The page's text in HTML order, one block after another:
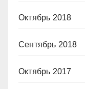
Октябрь 2018
Сентябрь 2018
Октябрь 2017